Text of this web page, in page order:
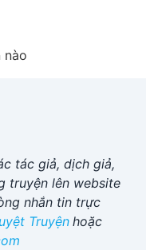
nào
tác giả, dịch giả,
truyện lên website
nhắn tin trực
Truyện hoặc